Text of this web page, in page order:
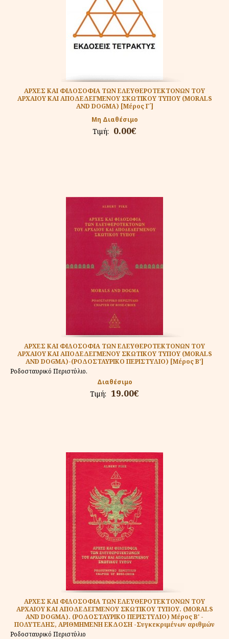
ΑΡΧΕΣ ΚΑΙ ΦΙΛΟΣΟΦΙΑ ΤΩΝ ΕΛΕΥΘΕΡΟΤΕΚΤΟΝΩΝ ΤΟΥ
ΑΡΧΑΙΟΥ ΚΑΙ ΑΠΟΔΕΔΕΓΜΕΝΟΥ ΣΚΩΤΙΚΟΥ ΤΥΠΟΥ (MORALS
AND DOGMA) [Μέρος Γ΄]
Μη Διαθέσιμο
Τιμή: 0.00€
ΑΡΧΕΣ ΚΑΙ ΦΙΛΟΣΟΦΙΑ ΤΩΝ ΕΛΕΥΘΕΡΟΤΕΚΤΟΝΩΝ ΤΟΥ
ΑΡΧΑΙΟΥ ΚΑΙ ΑΠΟΔΕΔΕΓΜΕΝΟΥ ΣΚΩΤΙΚΟΥ ΤΥΠΟΥ (MORALS
AND DOGMA)-(ΡΟΔΟΣΤΑΥΡΙΚΟ ΠΕΡΙΣΤΥΛΙΟ) [Μέρος Β']
Ροδοσταυρικό Περιστύλιο.
Διαθέσιμο
Τιμή: 19.00€
ΑΡΧΕΣ ΚΑΙ ΦΙΛΟΣΟΦΙΑ ΤΩΝ ΕΛΕΥΘΕΡΟΤΕΚΤΟΝΩΝ ΤΟΥ
ΑΡΧΑΙΟΥ ΚΑΙ ΑΠΟΔΕΔΕΓΜΕΝΟΥ ΣΚΩΤΙΚΟΥ ΤΥΠΟΥ. (MORALS
AND DOGMA). (ΡΟΔΟΣΤΑΥΡΙΚΟ ΠΕΡΙΣΤΥΛΙΟ) Μέρος Β' -
ΠΟΛΥΤΕΛΗΣ, ΑΡΙΘΜΗΜΕΝΗ ΕΚΔΟΣΗ -Συγκεκριμένων αριθμών
Ροδοσταυρικό Περιστύλιο